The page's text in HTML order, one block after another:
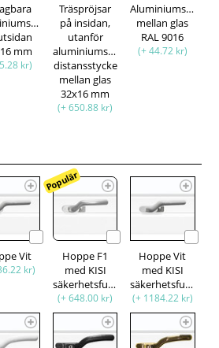
mm
kr)
Träspröjsar
på insidan,
utanför
aluminiumspröjsar,
distansstycke
mellan glas
32x16 mm
(+ 650.88 kr)
Aluminiumspröjsar
mellan glas
RAL 9016
(+ 44.72 kr)
Vit
kr)
Populär
Hoppe F1
med KISI
säkerhetsfunktion
(+ 648.00 kr)
Hoppe Vit
med KISI
säkerhetsfunktion
(+ 1184.22 kr)